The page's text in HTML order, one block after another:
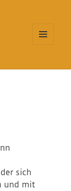
sich
und mit